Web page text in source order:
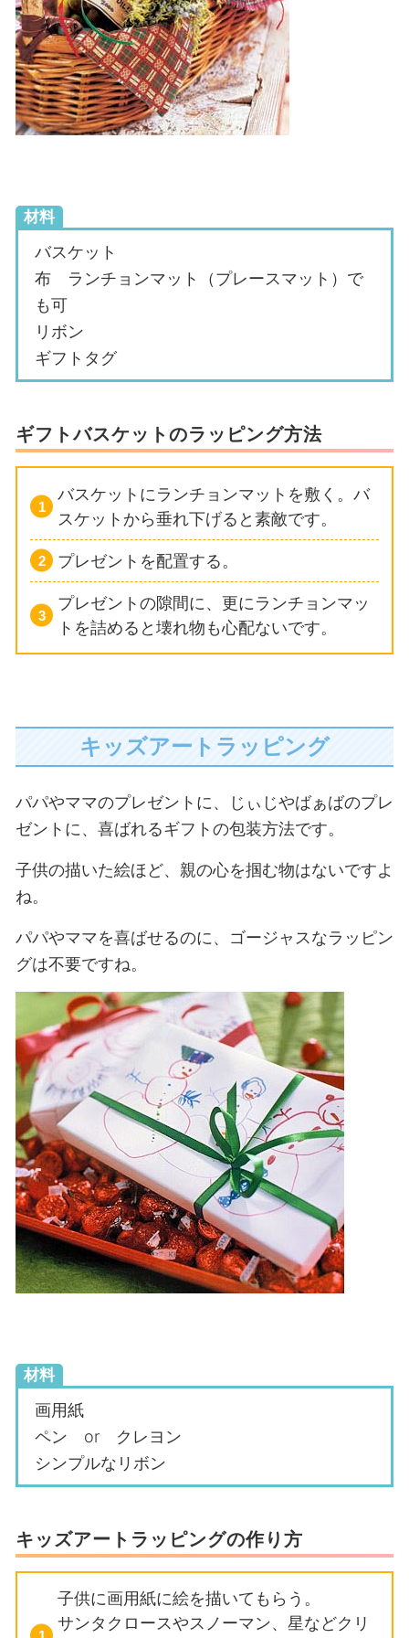
材料
バスケット
布 ランチョンマット（プレースマット）で
も可
リボン
ギフトタグ
ギフトバスケットのラッピング方法
バスケットにランチョンマットを敷く。バ
スケットから垂れ下げると素敵です。
プレゼントを配置する。
プレゼントの隙間に、更にランチョンマッ
トを詰めると壊れ物も心配ないです。
キッズアートラッピング
パパやママのプレゼントに、じぃじやばぁばのプレ
ゼントに、喜ばれるギフトの包装方法です。
子供の描いた絵ほど、親の心を掴む物はないですよ
ね。
パパやママを喜ばせるのに、ゴージャスなラッピン
グは不要ですね。
材料
画用紙
ペン or クレヨン
シンプルなリボン
キッズアートラッピングの作り方
子供に画用紙に絵を描いてもらう。
サンタクロースやスノーマン、星などクリ